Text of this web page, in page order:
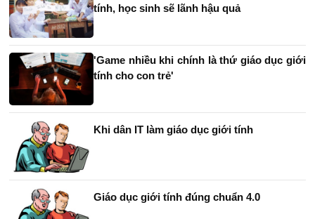
tính, học sinh sẽ lãnh hậu quả
'Game nhiều khi chính là thứ giáo dục giới
tính cho con trẻ'
Khi dân IT làm giáo dục giới tính
Giáo dục giới tính đúng chuẩn 4.0